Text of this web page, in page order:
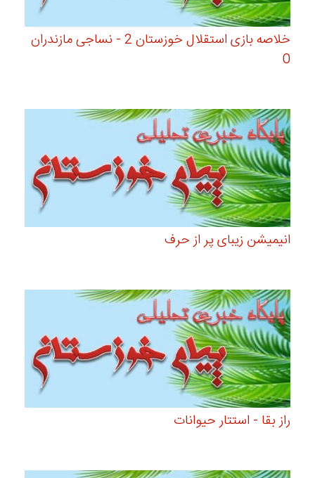
خلاصه بازی استقلال خوزستان 2 - نساجی مازندران
0
انیمیشن زیبای پر از حرف
راز بقا - استتار حیوانات